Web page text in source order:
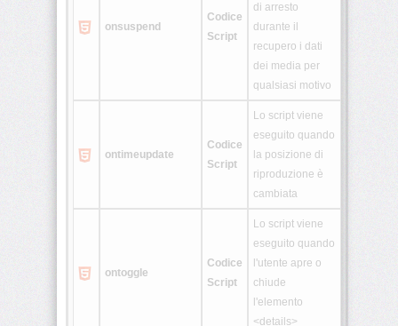
onsuspend
Codice
Script
di arresto
durante il
recupero i dati
dei media per
qualsiasi motivo
ontimeupdate
Codice
Script
Lo script viene
eseguito quando
la posizione di
riproduzione è
cambiata
ontoggle
Codice
Script
Lo script viene
eseguito quando
l'utente apre o
chiude
l'elemento
<details>